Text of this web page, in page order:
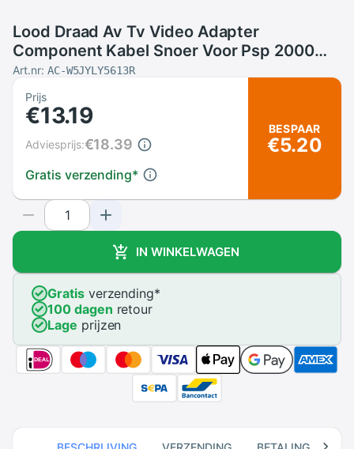
Lood Draad Av Tv Video Adapter
Component Kabel Snoer Voor Psp 2000
3000 PSP2 PSP3
Art.nr: AC-W5JYLY5613R
Prijs
€13.19
Gratis verzending*
Adviesprijs:€18.39
BESPAAR
€5.20
IN WINKELWAGEN
Gratisverzending*
100 dagen retour
Lage prijzen